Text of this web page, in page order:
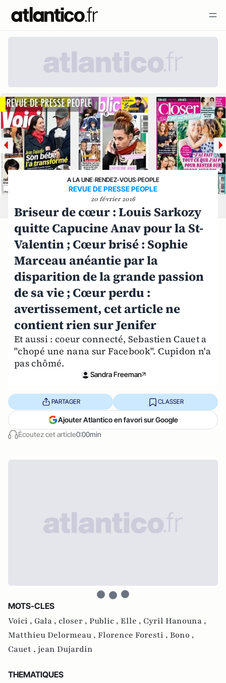
A LA UNE›RENDEZ-VOUS›PEOPLE
REVUE DE PRESSE PEOPLE
20 février 2016
Briseur de cœur : Louis Sarkozy
quitte Capucine Anav pour la St-
Valentin ; Cœur brisé : Sophie
Marceau anéantie par la
disparition de la grande passion
de sa vie ; Cœur perdu :
avertissement, cet article ne
contient rien sur Jenifer
Et aussi : coeur connecté, Sebastien Cauet a
"chopé une nana sur Facebook". Cupidon n'a
pas chômé.
Sandra Freeman
Écoutez cet article0:00min
PARTAGER CLASSER
Ajouter Atlantico en favori sur Google
MOTS-CLES
Voici , Gala , closer , Public , Elle , Cyril Hanouna ,
Matthieu Delormeau , Florence Foresti , Bono ,
Cauet , jean Dujardin
THEMATIQUES